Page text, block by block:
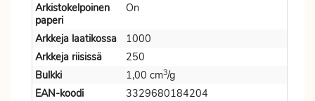
Arkistokelpoinen
paperi
On
Arkkeja laatikossa
1000
Arkkeja riisissä
250
Bulkki
1,00 cm3/g
EAN-koodi
3329680184204